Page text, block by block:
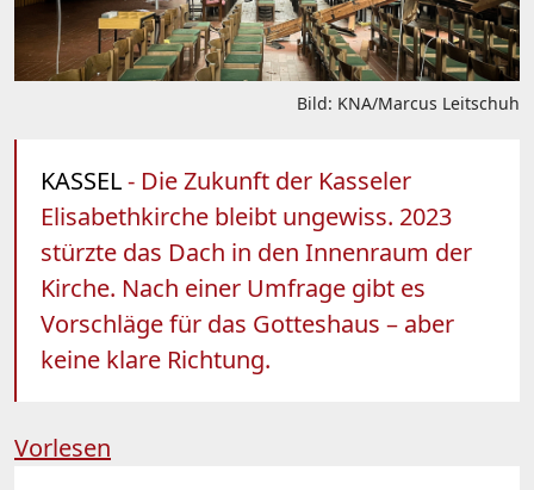
Bild: KNA/Marcus Leitschuh
KASSEL- Die Zukunft der Kasseler
Elisabethkirche bleibt ungewiss. 2023
stürzte das Dach in den Innenraum der
Kirche. Nach einer Umfrage gibt es
Vorschläge für das Gotteshaus – aber
keine klare Richtung.
Vorlesen